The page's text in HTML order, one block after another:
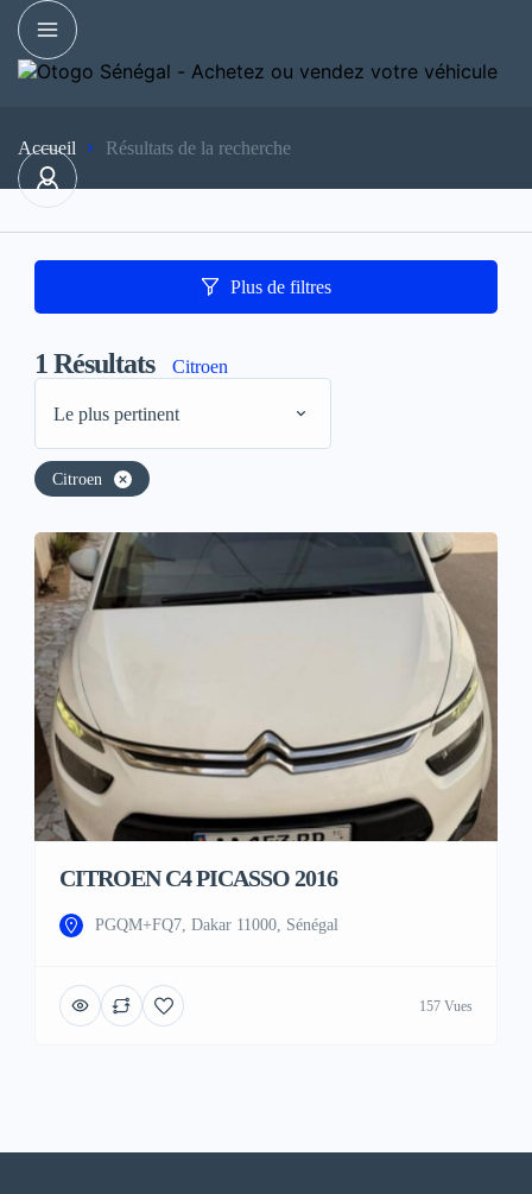
Accueil Résultats de la recherche
Plus de filtres
1 Résultats Citroen
Le plus pertinent
Citroen
CITROEN C4 PICASSO 2016
PGQM+FQ7, Dakar 11000, Sénégal
157 Vues